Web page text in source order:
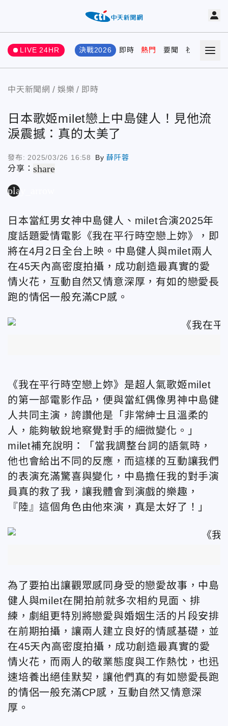
LIVE 24HR 決戰2026 即時 熱門 要聞 社會 娛樂
中天新聞網 娛樂 即時
日本歌姬milet戀上中島健人！見他流
淚震撼：真的太美了
發布: 2025/03/26 16:58 By薛阡蓉
分享：share
play_arrow
日本當紅男女神中島健人、milet合演2025年
度話題愛情電影《我在平行時空戀上妳》，即
將在4月2日全台上映。中島健人與milet兩人
在45天內高密度拍攝，成功創造最真實的愛
情火花，互動自然又情意深厚，有如的戀愛長
跑的情侶一般充滿CP感。
《我在平行時空戀上妳》是超人氣歌姬milet
的第一部電影作品，便與當紅偶像男神中島健
人共同主演，誇讚他是「非常紳士且溫柔的
人，能夠敏銳地察覺對手的細微變化。」
milet補充說明：「當我調整台詞的語氣時，
他也會給出不同的反應，而這樣的互動讓我們
的表演充滿驚喜與變化，中島擔任我的對手演
員真的救了我，讓我體會到演戲的樂趣，
『陸』這個角色由他來演，真是太好了！」
為了要拍出讓觀眾感同身受的戀愛故事，中島
健人與milet在開拍前就多次相約見面、排
練，劇組更特別將戀愛與婚姻生活的片段安排
在前期拍攝，讓兩人建立良好的情感基礎，並
在45天內高密度拍攝，成功創造最真實的愛
情火花，而兩人的敬業態度與工作熱忱，也迅
速培養出絕佳默契，讓他們真的有如戀愛長跑
的情侶一般充滿CP感，互動自然又情意深
厚。